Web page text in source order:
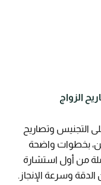
الزواج
التجنيس وتصاريح
بخطوات واضحة
من أول استشارة
وسرعة الإنجاز.